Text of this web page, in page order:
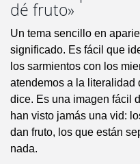
dé fruto»
Un tema sencillo en
significado. Es fácil que
los sarmientos con los
atendemos a la literalidad
dice. Es una imagen fácil
han visto jamás una vid:
dan fruto, los que están
nada.